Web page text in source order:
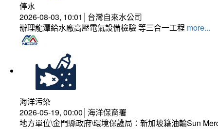
停水
2026-08-03, 10:01│台灣自來水公司
辦理龍潭給水廠高壓電氣設備檢驗 等三合一工程 more...
海洋污染
2026-05-19, 00:00│海洋保育署
地方單位\金門縣政府\環境保護局：新加坡籍油輪Sun